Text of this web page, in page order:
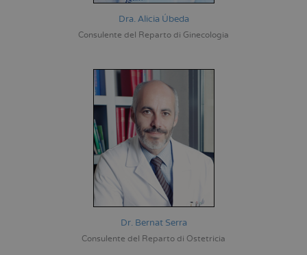
Dra. Alicia Úbeda
Consulente del Reparto di Ginecologia
Dr. Bernat Serra
Consulente del Reparto di Ostetricia